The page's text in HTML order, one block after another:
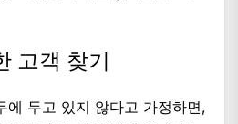
고객 찾기
에 두고 있지 않다고 가정하면,